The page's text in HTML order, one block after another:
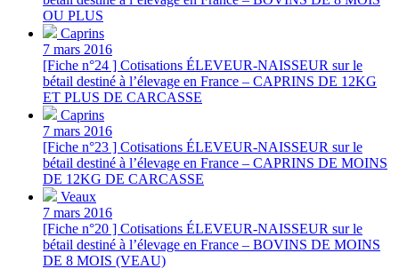
OU PLUS
Caprins
7 mars 2016
[Fiche n°24 ] Cotisations ÉLEVEUR-NAISSEUR sur le
bétail destiné à l’élevage en France – CAPRINS DE 12KG
ET PLUS DE CARCASSE
Caprins
7 mars 2016
[Fiche n°23 ] Cotisations ÉLEVEUR-NAISSEUR sur le
bétail destiné à l’élevage en France – CAPRINS DE MOINS
DE 12KG DE CARCASSE
Veaux
7 mars 2016
[Fiche n°20 ] Cotisations ÉLEVEUR-NAISSEUR sur le
bétail destiné à l’élevage en France – BOVINS DE MOINS
DE 8 MOIS (VEAU)